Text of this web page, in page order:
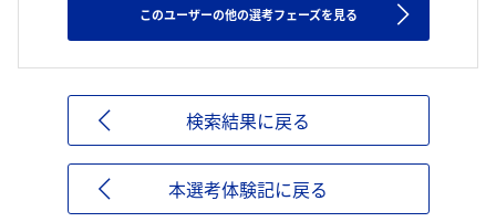
このユーザーの他の選考フェーズを見る
検索結果に戻る
本選考体験記に戻る